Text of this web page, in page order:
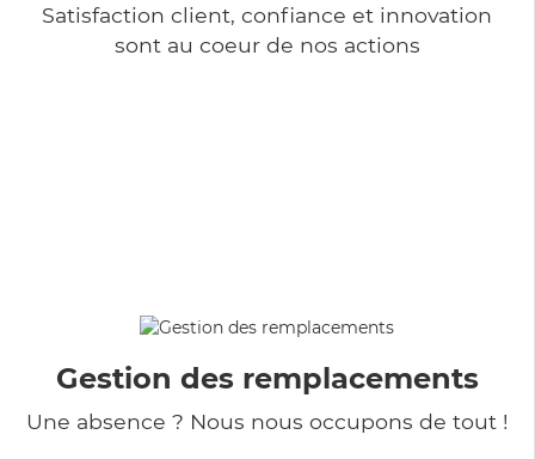
Satisfaction client, confiance et innovation
sont au coeur de nos actions
Gestion des remplacements
Une absence ? Nous nous occupons de tout !